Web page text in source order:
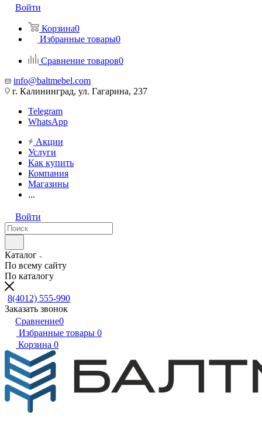
Войти
Корзина0
Избранные товары0
Сравнение товаров0
info@baltmebel.com
г. Калининград, ул. Гагарина, 237
Telegram
WhatsApp
Акции
Услуги
Как купить
Компания
Магазины
...
Войти
Каталог
По всему сайту
По каталогу
8(4012) 555-990
Заказать звонок
Сравнение0
Избранные товары 0
Корзина 0